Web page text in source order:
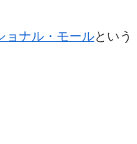
ョナル・モールという